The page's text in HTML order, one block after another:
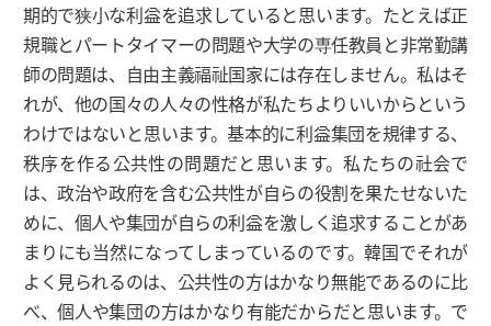
期的で狭小な利益を追求していると思います。たとえば正
規職とパートタイマーの問題や大学の専任教員と非常勤講
師の問題は、自由主義福祉国家には存在しません。私はそ
れが、他の国々の人々の性格が私たちよりいいからという
わけではないと思います。基本的に利益集団を規律する、
秩序を作る公共性の問題だと思います。私たちの社会で
は、政治や政府を含む公共性が自らの役割を果たせないた
めに、個人や集団が自らの利益を激しく追求することがあ
まりにも当然になってしまっているのです。韓国でそれが
よく見られるのは、公共性の方はかなり無能であるのに比
べ、個人や集団の方はかなり有能だからだと思います。で